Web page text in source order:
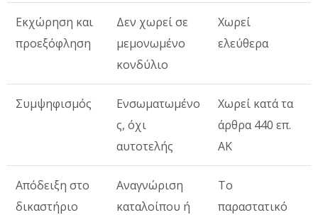
Εκχώρηση και
προεξόφληση
Δεν χωρεί σε
μεμονωμένο
κονδύλιο
Χωρεί
ελεύθερα
Συμψηφισμός
Ενσωματωμένο
ς, όχι
αυτοτελής
Χωρεί κατά τα
άρθρα 440 επ.
ΑΚ
Απόδειξη στο
δικαστήριο
Αναγνώριση
καταλοίπου ή
Το
παραστατικό